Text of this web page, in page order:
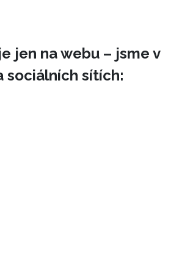
jen na webu – jsme v
sociálních sítích: